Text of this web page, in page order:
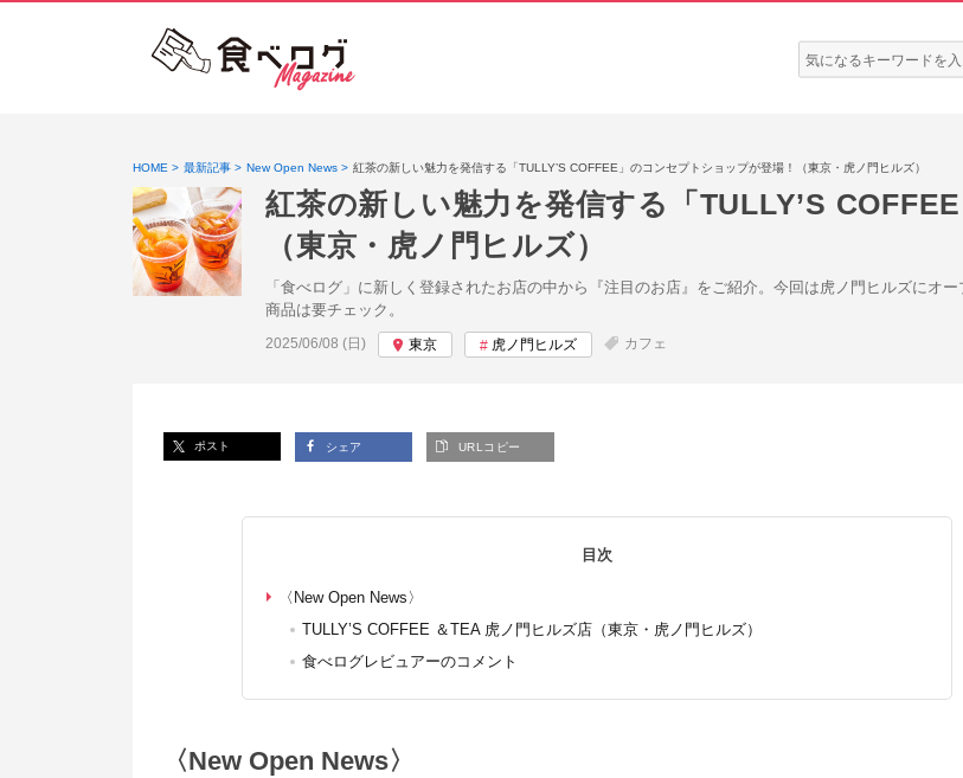
検
索:
HOME 最新記事 New Open News 紅茶の新しい魅力を発信する「TULLY’S COFFEE」のコンセプトショップが登場！（東京・虎ノ門ヒルズ）
紅茶の新しい魅力を発信する「TULLY’S
（東京・虎ノ門ヒルズ）
「食べログ」に新しく登録されたお店の中から『注目のお店』をご紹介。今回は虎ノ門ヒルズにオ
商品は要チェック。
投稿日:
2025/06/08 (日) 東京 虎ノ門ヒルズ カフェ
ポスト シェア URLコピー
目次
〈New Open News〉
TULLY’S COFFEE ＆TEA 虎ノ門ヒルズ店（東京・虎ノ門ヒルズ）
食べログレビュアーのコメント
〈New Open News〉